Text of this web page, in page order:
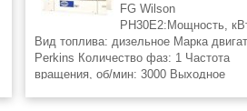
FG Wilson
PH30Е2:Мощность,
Вид топлива: дизельное Марка
Perkins Количество фаз: 1 Частота
вращения, об/мин: 3000 Выходное